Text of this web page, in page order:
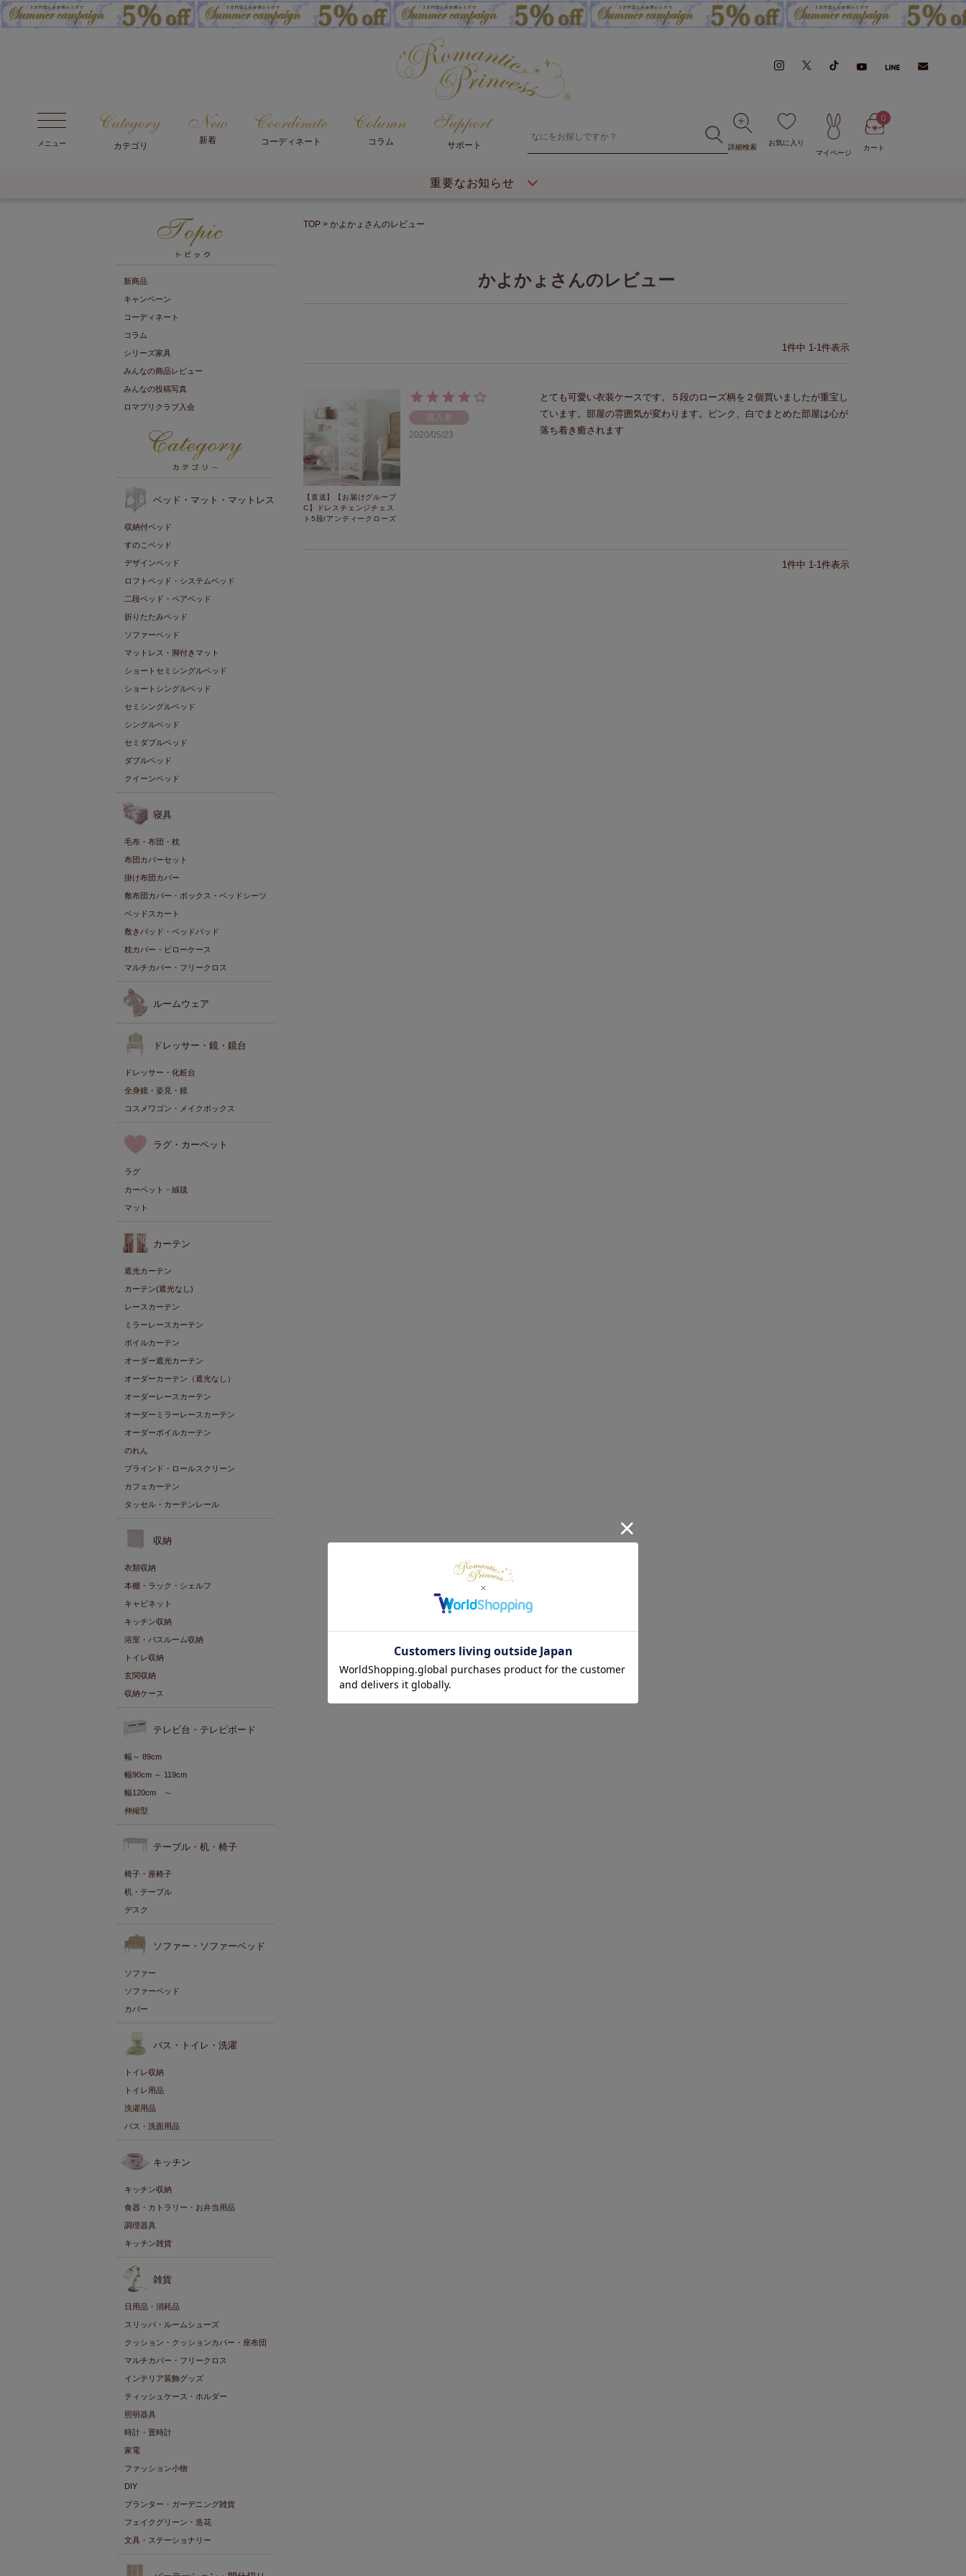
メニュー カテゴリ
新着 コーディネート コラム サポート 詳細検索
お気に入り
マイページ
カート
0
重要なお知らせ
新商品
キャンペーン
コーディネート
コラム
シリーズ家具
みんなの商品レビュー
みんなの投稿写真
ロマプリクラブ入会
ベッド・マット・マットレス
収納付ベッド
すのこベッド
デザインベッド
ロフトベッド・システムベッド
二段ベッド・ペアベッド
折りたたみベッド
ソファーベッド
マットレス・脚付きマット
ショートセミシングルベッド
ショートシングルベッド
セミシングルベッド
シングルベッド
セミダブルベッド
ダブルベッド
クイーンベッド
寝具
毛布・布団・枕
布団カバーセット
掛け布団カバー
敷布団カバー・ボックス・ベッドシーツ
ベッドスカート
敷きパッド・ベッドパッド
枕カバー・ピローケース
マルチカバー・フリークロス
ルームウェア
ドレッサー・鏡・鏡台
ドレッサー・化粧台
全身鏡・姿見・鏡
コスメワゴン・メイクボックス
ラグ・カーペット
ラグ
カーペット・絨毯
マット
カーテン
遮光カーテン
カーテン(遮光なし)
レースカーテン
ミラーレースカーテン
ボイルカーテン
オーダー遮光カーテン
オーダーカーテン（遮光なし）
オーダーレースカーテン
オーダーミラーレースカーテン
オーダーボイルカーテン
のれん
ブラインド・ロールスクリーン
カフェカーテン
タッセル・カーテンレール
収納
衣類収納
本棚・ラック・シェルフ
キャビネット
キッチン収納
浴室・バスルーム収納
トイレ収納
玄関収納
収納ケース
テレビ台・テレビボード
幅～ 89cm
幅90cm ～ 119cm
幅120cm ～
伸縮型
テーブル・机・椅子
椅子・座椅子
机・テーブル
デスク
ソファー・ソファーベッド
ソファー
ソファーベッド
カバー
バス・トイレ・洗濯
トイレ収納
トイレ用品
洗濯用品
バス・洗面用品
キッチン
キッチン収納
食器・カトラリー・お弁当用品
調理器具
キッチン雑貨
雑貨
日用品・消耗品
スリッパ・ルームシューズ
クッション・クッションカバー・座布団
マルチカバー・フリークロス
インテリア装飾グッズ
ティッシュケース・ホルダー
照明器具
時計・置時計
家電
ファッション小物
DIY
プランター・ガーデニング雑貨
フェイクグリーン・造花
文具・ステーショナリー
TOP かよかょさんのレビュー
かよかょさんのレビュー
1件中 1-1件表示
【直送】【お届けグループ
C】ドレスチェンジチェス
ト5段/アンティークローズ
購入者
2020/05/23
とても可愛い衣装ケースです。５段のローズ柄を２個買いましたが重宝し
ています。部屋の雰囲気が変わります。ピンク、白でまとめた部屋は心が
落ち着き癒されます
1件中 1-1件表示